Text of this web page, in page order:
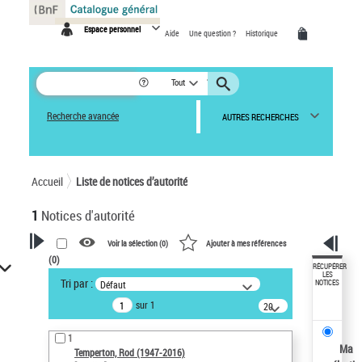
Espace personnel Aide Une question ? Historique
Tout
Recherche avancée AUTRES RECHERCHES
Accueil Liste de notices d’autorité
1 Notices d'autorité
VOTRE RECHERCHE
Recherche avancée dans les
notices d’autorité
Œuvres liées à l'auteur :
Temperton, Rod (1947-2016)
Voir la sélection (0) Ajouter à mes références
(0)
Tri par : Défaut
sur 1
20
résultats/page
1
Temperton, Rod (1947-2016)
RÉCUPÉRER
LES
NOTICES
Ma
Panneau de gestion des cookies